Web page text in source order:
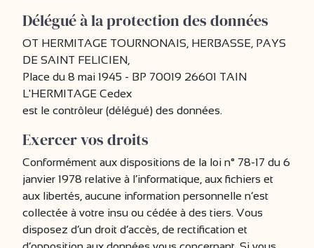
Délégué à la protection des données
OT HERMITAGE TOURNONAIS, HERBASSE, PAYS
DE SAINT FELICIEN,
Place du 8 mai 1945 - BP 70019 26601 TAIN
L'HERMITAGE Cedex
est le contrôleur (délégué) des données.
Exercer vos droits
Conformément aux dispositions de la loi n° 78-17 du 6
janvier 1978 relative à l’informatique, aux fichiers et
aux libertés, aucune information personnelle n’est
collectée à votre insu ou cédée à des tiers. Vous
disposez d’un droit d’accès, de rectification et